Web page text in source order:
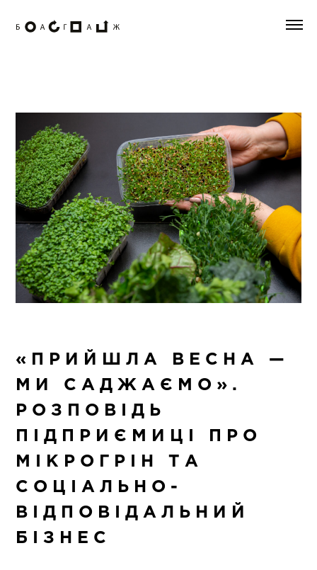
«ПРИЙШЛА ВЕСНА —
МИ САДЖАЄМО».
РОЗПОВІДЬ
ПІДПРИЄМИЦІ ПРО
МІКРОГРІН ТА
СОЦІАЛЬНО-
ВІДПОВІДАЛЬНИЙ
БІЗНЕС